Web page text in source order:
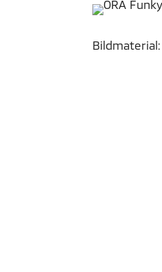
Bildmaterial: